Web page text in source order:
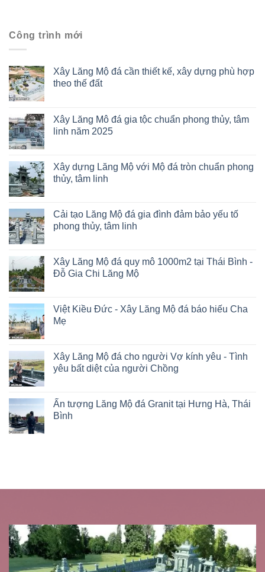
Công trình mới
Xây Lăng Mộ đá cần thiết kế, xây dựng phù hợp
theo thế đất
Xây Lăng Mô đá gia tộc chuẩn phong thủy, tâm
linh năm 2025
Xây dựng Lăng Mộ với Mộ đá tròn chuẩn phong
thủy, tâm linh
Cải tạo Lăng Mộ đá gia đình đảm bảo yếu tố
phong thủy, tâm linh
Xây Lăng Mộ đá quy mô 1000m2 tại Thái Bình -
Đỗ Gia Chi Lăng Mộ
Việt Kiều Đức - Xây Lăng Mộ đá báo hiếu Cha
Mẹ
Xây Lăng Mộ đá cho người Vợ kính yêu - Tình
yêu bất diệt của người Chồng
Ấn tượng Lăng Mộ đá Granit tại Hưng Hà, Thái
Bình